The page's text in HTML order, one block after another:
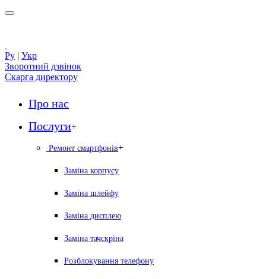
Ру | Укр
Зворотний дзвінок
Скарга директору
Про нас
Послуги+
Ремонт смартфонів+
Заміна корпусу
Заміна шлейфу
Заміна дисплею
Заміна тачскріна
Розблокування телефону